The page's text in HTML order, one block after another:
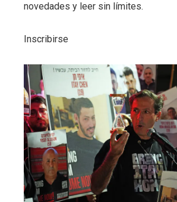
novedades y leer sin límites.
Inscribirse